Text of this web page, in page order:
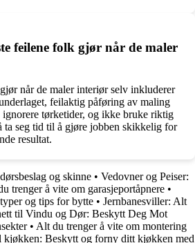
feilene folk gjør når de maler
når de maler interiør selv inkluderer
feilaktig påføring av maling
tørketider, og ikke bruke riktig
seg tid til å gjøre jobben skikkelig for
resultat.
og skinne • Vedovner og Peiser:
trenger å vite om garasjeportåpnere •
og tips for bytte • Jernbanesviller: Alt
til Vindu og Dør: Beskytt Deg Mot
• Alt du trenger å vite om montering
kjøkken: Beskytt og forny ditt kjøkken med